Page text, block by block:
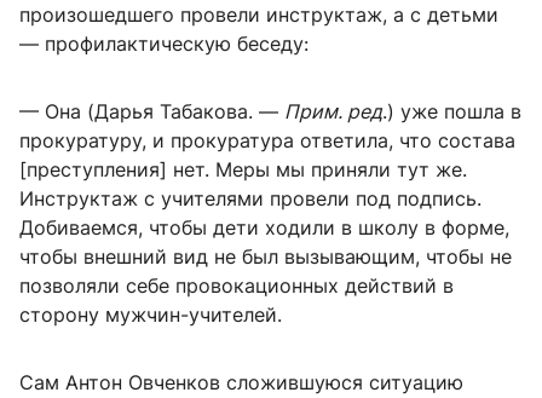
произошедшего провели инструктаж, а с детьми
— профилактическую беседу:
— Она (Дарья Табакова. — Прим. ред.) уже пошла в
прокуратуру, и прокуратура ответила, что состава
[преступления] нет. Меры мы приняли тут же.
Инструктаж с учителями провели под подпись.
Добиваемся, чтобы дети ходили в школу в форме,
чтобы внешний вид не был вызывающим, чтобы не
позволяли себе провокационных действий в
сторону мужчин-учителей.
Сам Антон Овченков сложившуюся ситуацию